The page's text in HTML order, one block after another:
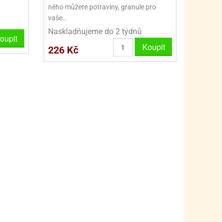
SKLENĚNÉ DÓZY A LAHVE
PLECHOVÉ KRABIČKY
PRO FANOUŠKY ŠMOULŮ - THE SMURFS
PRO FANOUŠKY TLAPKOVÉ PATROLY - PAW
PRO FANOUŠKY TROLLS - TROLOVÉ
něho můžete potraviny, granule pro
vaše…
Naskladňujeme do 2 týdnů
226 Kč Koupit